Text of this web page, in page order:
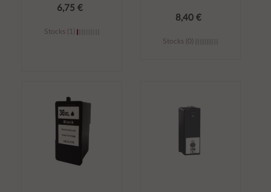
6,75 €
Stocks (1)
carrito
8,40 €
Stocks (0)